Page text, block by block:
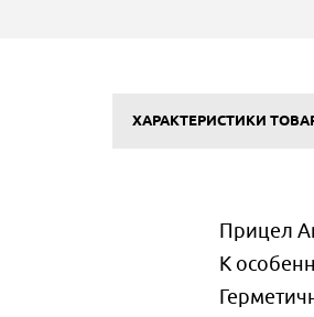
ХАРАКТЕРИСТИКИ
Прицел
К